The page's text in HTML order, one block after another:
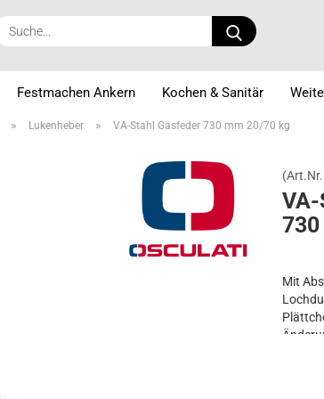
Suche...
Festmachen Ankern Kochen & Sanitär
» Lukenheber » VA-Stahl Gasfeder 730 mm 20/70 kg
Mit